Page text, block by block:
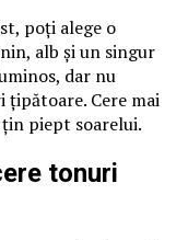
poți alege o
alb și un singur
dar nu
Cere mai
piept soarelui.
tonuri